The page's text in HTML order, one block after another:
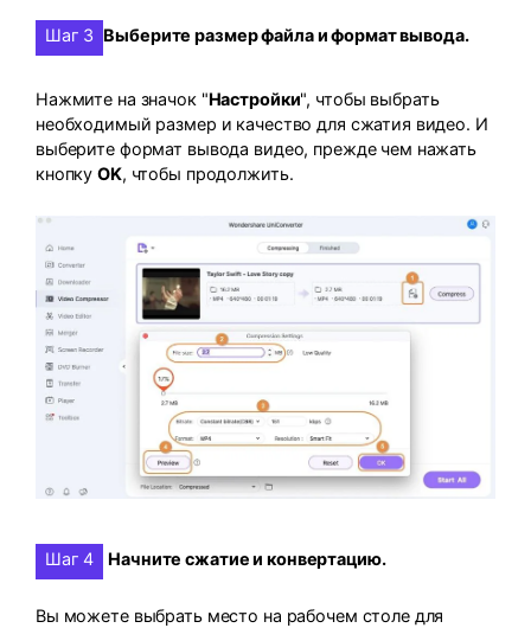
Шаг 3 Выберите размер файла и формат вывода.
Нажмите на значок "Настройки", чтобы выбрать
необходимый размер и качество для сжатия видео. И
выберите формат вывода видео, прежде чем нажать
кнопкуOK, чтобы продолжить.
Шаг 4 Начните сжатие и конвертацию.
Вы можете выбрать место на рабочем столе для